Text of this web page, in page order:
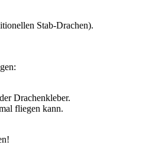
Stab-Drachen).
Drachenkleber.
fliegen kann.